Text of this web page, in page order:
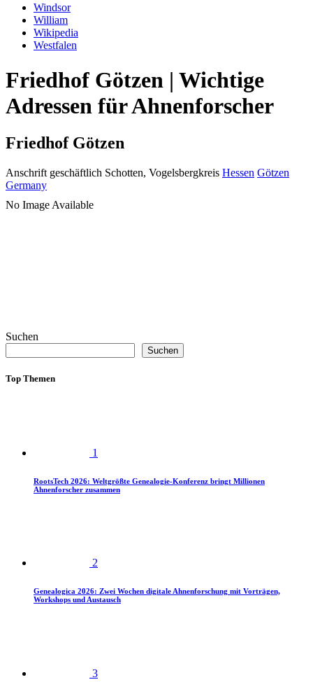
Windsor
William
Wikipedia
Westfalen
Friedhof Götzen | Wichtige
Adressen für Ahnenforscher
Friedhof Götzen
Anschrift geschäftlich Schotten, Vogelsbergkreis Hessen Götzen
Germany
No Image Available
Suchen
Suchen
Top Themen
1
RootsTech 2026: Weltgrößte Genealogie-Konferenz bringt Millionen
Ahnenforscher zusammen
2
Genealogica 2026: Zwei Wochen digitale Ahnenforschung mit Vorträgen,
Workshops und Austausch
3